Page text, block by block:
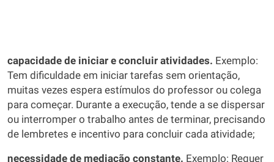
capacidade de iniciar e concluir atividades. Exemplo:
Tem dificuldade em iniciar tarefas sem orientação,
muitas vezes espera estímulos do professor ou colega
para começar. Durante a execução, tende a se dispersar
ou interromper o trabalho antes de terminar, precisando
de lembretes e incentivo para concluir cada atividade;
necessidade de mediação constante. Exemplo: Requer